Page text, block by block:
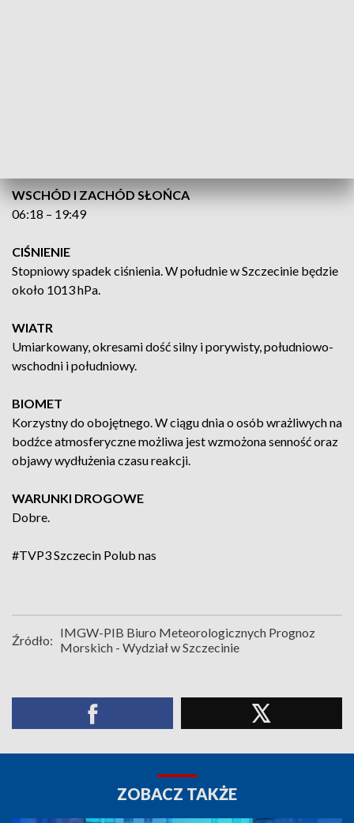
WSCHÓD I ZACHÓD SŁOŃCA
06:18 – 19:49
CIŚNIENIE
Stopniowy spadek ciśnienia. W południe w Szczecinie będzie
około 1013 hPa.
WIATR
Umiarkowany, okresami dość silny i porywisty, południowo-
wschodni i południowy.
BIOMET
Korzystny do obojętnego. W ciągu dnia o osób wrażliwych na
bodźce atmosferyczne możliwa jest wzmożona senność oraz
objawy wydłużenia czasu reakcji.
WARUNKI DROGOWE
Dobre.
#TVP3 Szczecin Polub nas
Źródło: IMGW-PIB Biuro Meteorologicznych Prognoz
Morskich - Wydział w Szczecinie
ZOBACZ TAKŻE